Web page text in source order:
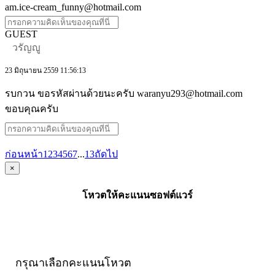
am.ice-cream_funny@hotmail.com
GUEST
วรัญญู
23 มิถุนายน 2559 11:56:13
รบกวน ขอรหัสผ่านด้วยนะครับ waranyu293@hotmail.com
ขอบคุณครับ
ก่อนหน้า1 234567...13ถัดไป
×
โหวตให้คะแนนซอฟต์แวร์
กรุณาเลือกคะแนนโหวต